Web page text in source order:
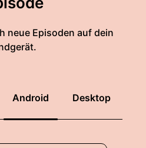
neue Episoden auf dein
Android Desktop